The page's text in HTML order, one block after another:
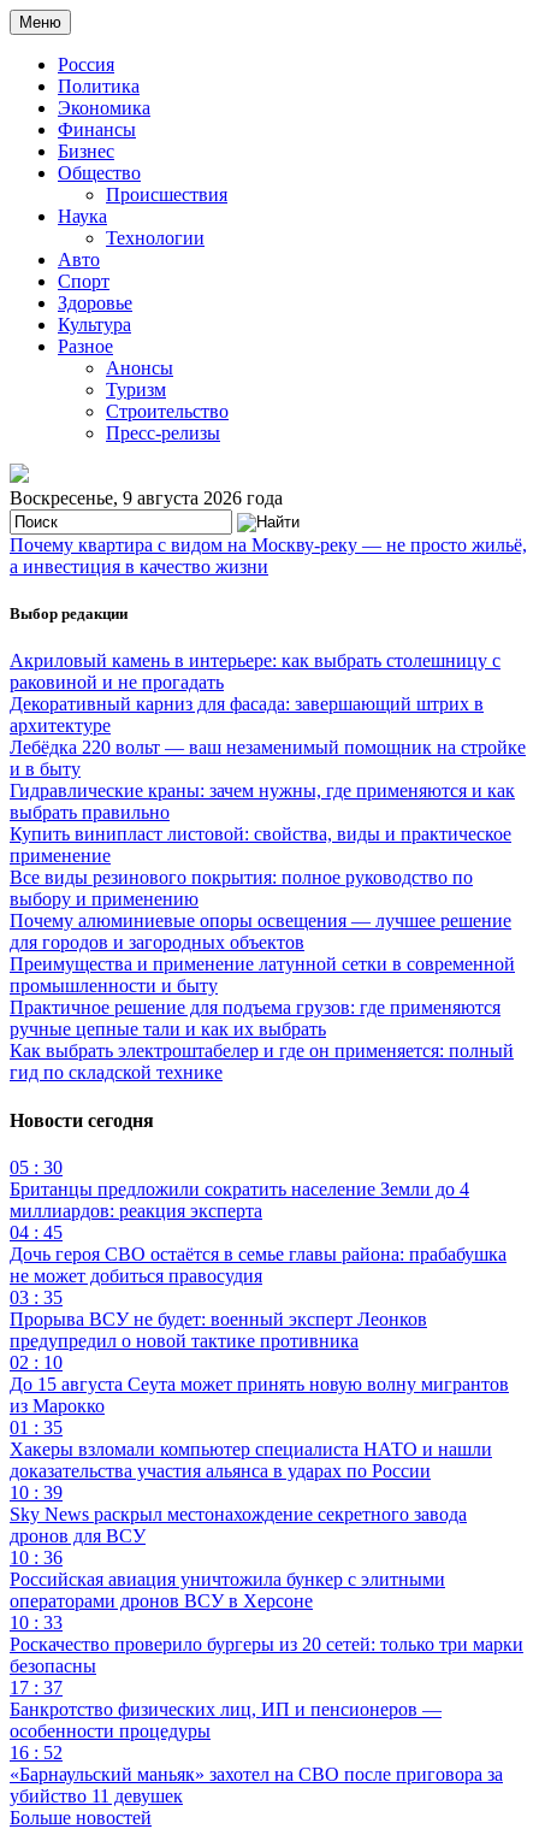
Меню
Россия
Политика
Экономика
Финансы
Бизнес
Общество
Происшествия
Наука
Технологии
Авто
Спорт
Здоровье
Культура
Разное
Анонсы
Туризм
Строительство
Пресс-релизы
Воскресенье, 9 августа 2026 года
Почему квартира с видом на Москву-реку — не просто жильё,
а инвестиция в качество жизни
Выбор редакции
Акриловый камень в интерьере: как выбрать столешницу с
раковиной и не прогадать
Декоративный карниз для фасада: завершающий штрих в
архитектуре
Лебёдка 220 вольт — ваш незаменимый помощник на стройке
и в быту
Гидравлические краны: зачем нужны, где применяются и как
выбрать правильно
Купить винипласт листовой: свойства, виды и практическое
применение
Все виды резинового покрытия: полное руководство по
выбору и применению
Почему алюминиевые опоры освещения — лучшее решение
для городов и загородных объектов
Преимущества и применение латунной сетки в современной
промышленности и быту
Практичное решение для подъема грузов: где применяются
ручные цепные тали и как их выбрать
Как выбрать электроштабелер и где он применяется: полный
гид по складской технике
Новости сегодня
05 : 30
Британцы предложили сократить население Земли до 4
миллиардов: реакция эксперта
04 : 45
Дочь героя СВО остаётся в семье главы района: прабабушка
не может добиться правосудия
03 : 35
Прорыва ВСУ не будет: военный эксперт Леонков
предупредил о новой тактике противника
02 : 10
До 15 августа Сеута может принять новую волну мигрантов
из Марокко
01 : 35
Хакеры взломали компьютер специалиста НАТО и нашли
доказательства участия альянса в ударах по России
10 : 39
Sky News раскрыл местонахождение секретного завода
дронов для ВСУ
10 : 36
Российская авиация уничтожила бункер с элитными
операторами дронов ВСУ в Херсоне
10 : 33
Роскачество проверило бургеры из 20 сетей: только три марки
безопасны
17 : 37
Банкротство физических лиц, ИП и пенсионеров —
особенности процедуры
16 : 52
«Барнаульский маньяк» захотел на СВО после приговора за
убийство 11 девушек
Больше новостей